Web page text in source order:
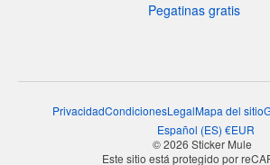
Pegatinas gratis
PrivacidadCondicionesLegalMapa del sitio
Español (ES) €EUR
© 2026 Sticker Mule
Este sitio está protegido por